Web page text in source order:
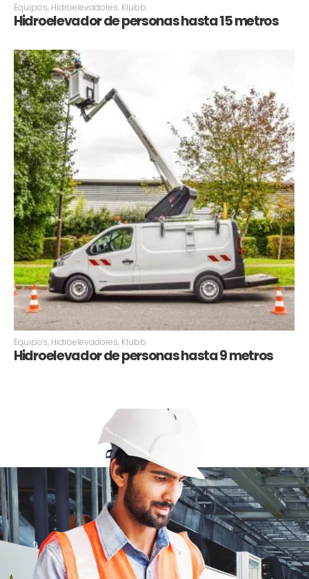
Equipos, Hidroelevadores, Klubb
Hidroelevador de personas hasta 15 metros
Equipos, Hidroelevadores, Klubb
Hidroelevador de personas hasta 9 metros